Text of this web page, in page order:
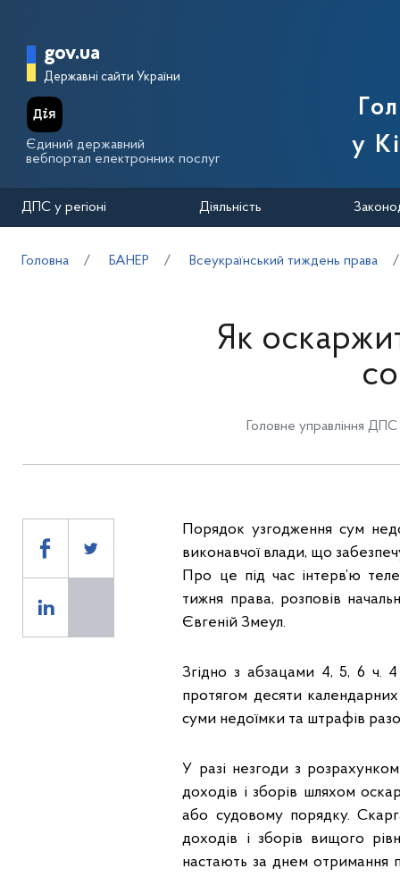
Головна сторінка Державної
gov.ua
Державні сайти України
Єдиний державний
вебпортал електронних послуг
у
ДПС у регіоні Діяльність
Головна БАНЕР Всеукраїнський тиждень права
Як
Головне управління ДПС
Порядок узгодження сум
виконавчої влади, що
Про це під час інтерв’ю
тижня права, розповів
Євгеній Змеул.
Згідно з абзацами 4, 5, 6 ч.
протягом десяти
суми недоїмки та штрафів
У разі незгоди з
доходів і зборів шляхом
або судовому порядку.
доходів і зборів вищого
настають за днем отримання